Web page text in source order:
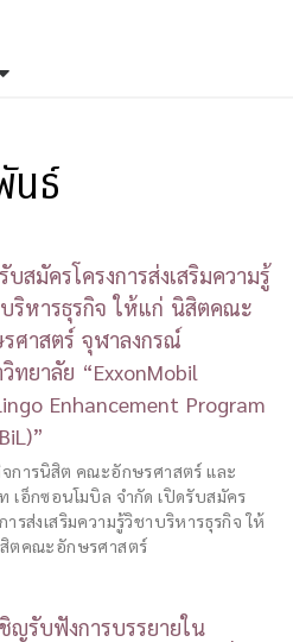
นธ์
บสมัครโครงการส่งเสริมความรู้
ริหารธุรกิจ ให้แก่ นิสิตคณะ
ศาสตร์ จุฬาลงกรณ์
ทยาลัย “ExxonMobil
Enhancement Program
จการนิสิต คณะอักษรศาสตร์ และ
เอ็กซอนโมบิล จำกัด เปิดรับสมัคร
ารส่งเสริมความรู้วิชาบริหารธุรกิจ ให้
ตคณะอักษรศาสตร์
ญรับฟังการบรรยายใน